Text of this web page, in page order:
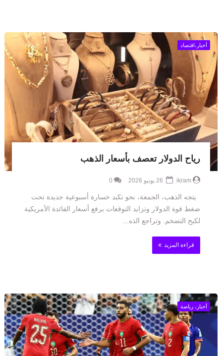
أخبار،اقتصاد
رياح الدولار تعصف بأسعار الذهب
ikram
0
يتجه الذهب، الجمعة، نحو تكبد خسارة أسبوعية جديدة تحت
ضغط قوة الدولار وتزايد التوقعات برفع أسعار الفائدة الأمريكية
لكبح التضخم. وتراجع الذه...
قراءة المزيد
أخبار، رياضة